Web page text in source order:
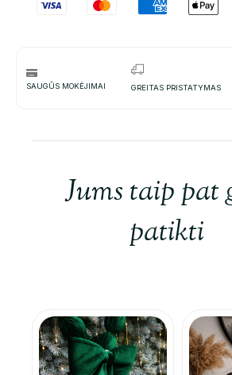
SAUGŪS MOKĖJIMAI GREITAS PRISTATYMAS
Jums taip pat
patikti